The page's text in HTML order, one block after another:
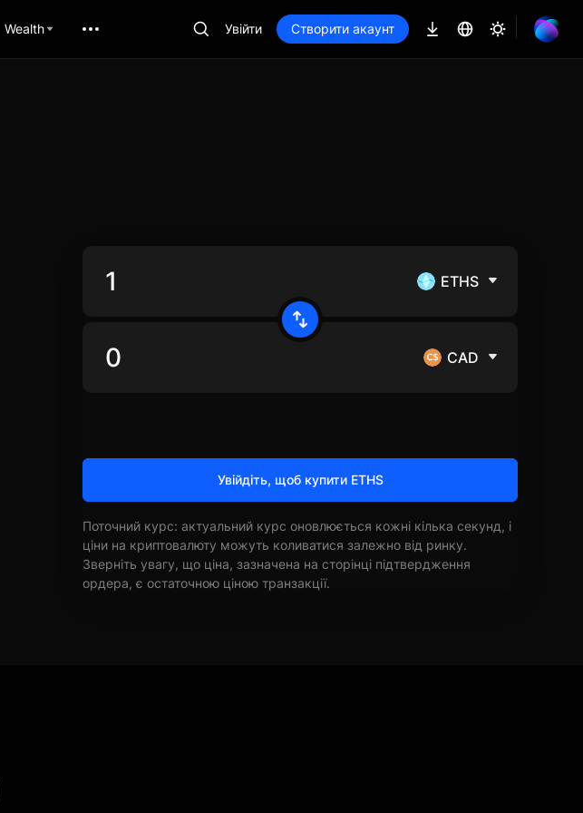
Wealth Увійти Створити акаунт
ETHS
CAD
Увійдіть, щоб купити ETHS
Поточний курс: актуальний курс оновлюється кожні кілька секунд, і
ціни на криптовалюту можуть коливатися залежно від ринку.
Зверніть увагу, що ціна, зазначена на сторінці підтвердження
ордера, є остаточною ціною транзакції.